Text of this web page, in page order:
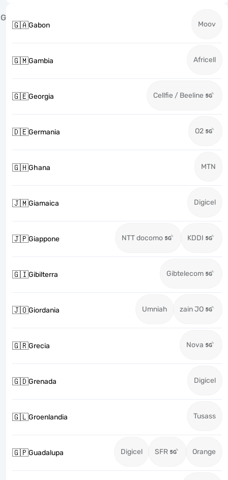
G
🇬🇦Gabon Moov
🇬🇲Gambia Africell
🇬🇪Georgia Cellfie / Beeline
🇩🇪Germania O2
🇬🇭Ghana MTN
🇯🇲Giamaica Digicel
🇯🇵Giappone NTT docomo KDDI
🇬🇮Gibilterra Gibtelecom
🇯🇴Giordania Umniah zain JO
🇬🇷Grecia Nova
🇬🇩Grenada Digicel
🇬🇱Groenlandia Tusass
🇬🇵Guadalupa Digicel SFR Orange